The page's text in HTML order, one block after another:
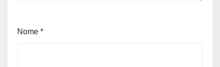
Nome *